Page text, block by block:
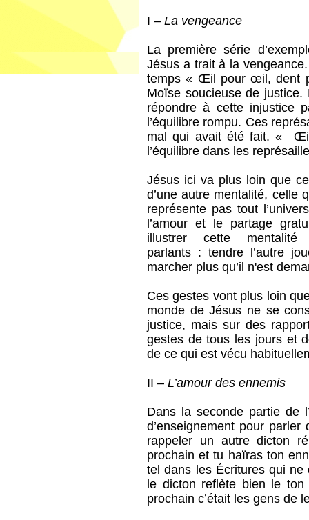
I –La vengeance
La première série
Jésus a trait à la
temps « Œil pour œil, dent
Moïse soucieuse de justice.
répondre à cette injustice
l’équilibre rompu. Ces
mal qui avait été fait. «
l’équilibre dans les
Jésus ici va plus loin que
d’une autre mentalité, celle
représente pas tout
l’amour et le partage
illustrer cette
parlants : tendre l’autre
marcher plus qu’il n'est
Ces gestes vont plus loin
monde de Jésus ne se
justice, mais sur des
gestes de tous les jours et
de ce qui est vécu
II –L’amour des ennemis
Dans la seconde partie de
d’enseignement pour
rappeler un autre dicton
prochain et tu haïras ton
tel dans les Écritures qui
le dicton reflète bien le
prochain c’était les gens de